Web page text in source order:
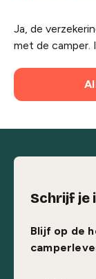
Ja, de
met de camper.
Schrijf je
Blijf op de